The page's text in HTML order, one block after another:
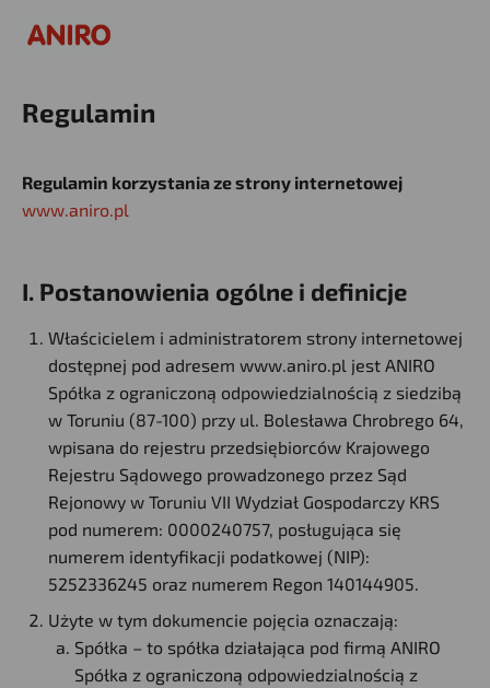
Regulamin
Regulamin korzystania ze strony internetowej
www.aniro.pl
I. Postanowienia ogólne i definicje
Właścicielem i administratorem strony internetowej
dostępnej pod adresem www.aniro.pl jest ANIRO
Spółka z ograniczoną odpowiedzialnością z siedzibą
w Toruniu (87-100) przy ul. Bolesława Chrobrego 64,
wpisana do rejestru przedsiębiorców Krajowego
Rejestru Sądowego prowadzonego przez Sąd
Rejonowy w Toruniu VII Wydział Gospodarczy KRS
pod numerem: 0000240757, posługująca się
numerem identyfikacji podatkowej (NIP):
5252336245 oraz numerem Regon 140144905.
Użyte w tym dokumencie pojęcia oznaczają:
Spółka – to spółka działająca pod firmą ANIRO
Spółka z ograniczoną odpowiedzialnością z